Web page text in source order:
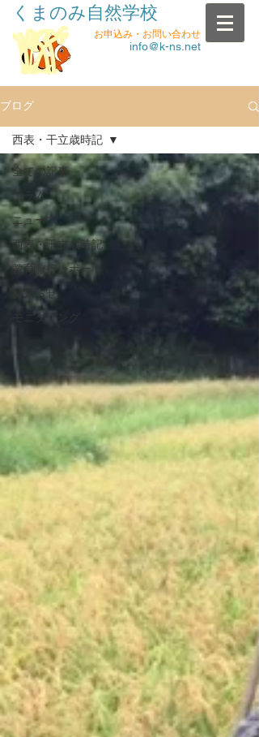
くまのみ自然学校
お申込み・お問い合わせ
info@k-ns.net
ブログ
全ての記事
コラム
ニュース
西表・干立歳時記
教育旅行レポート
お知らせ
モニタリング
西表・干立歳時記